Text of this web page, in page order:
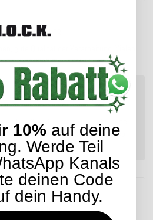
Service-Bewertung
gute Qualität der Verarbeitung. Vielen
Feedback! Es freut uns sehr, dass
und der Qualität unserer Kissen so
Service-Bewertung
10% auf deine
Werde Teil
Kanals
deinen Code
dein Handy.